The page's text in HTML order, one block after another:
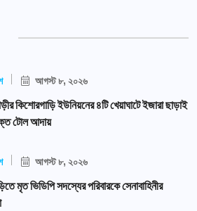
আগস্ট ৮, ২০২৬
কিশোরগাড়ি ইউনিয়নের ৪টি খেয়াঘাটে ইজারা ছাড়াই
টোল আদায়
আগস্ট ৮, ২০২৬
মৃত ভিডিপি সদস্যের পরিবারকে সেনাবাহিনীর